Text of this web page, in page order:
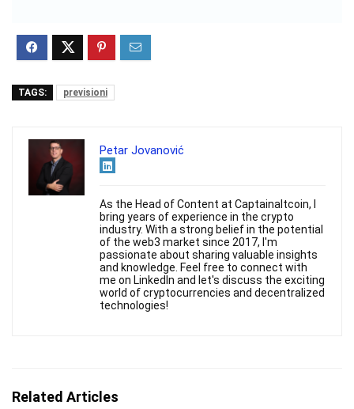
TAGS: previsioni
Petar Jovanović
As the Head of Content at Captainaltcoin, I
bring years of experience in the crypto
industry. With a strong belief in the potential
of the web3 market since 2017, I'm
passionate about sharing valuable insights
and knowledge. Feel free to connect with
me on LinkedIn and let's discuss the exciting
world of cryptocurrencies and decentralized
technologies!
Related Articles